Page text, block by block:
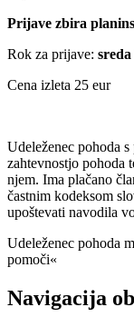
Prijave zbira
Rok za prijave: sreda
Cena izleta 25 eur
Udeleženec pohoda
zahtevnostjo pohoda
njem. Ima plačano
častnim kodeksom
upoštevati navodila
Udeleženec pohoda
pomoči«
Navigacija